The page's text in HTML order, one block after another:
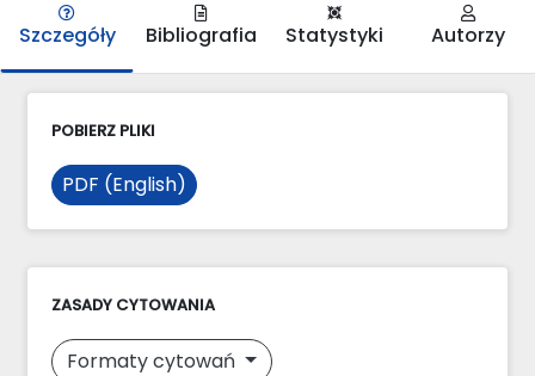
Szczegóły Bibliografia Statystyki Autorzy
POBIERZ PLIKI
PDF (English)
ZASADY CYTOWANIA
Formaty cytowań